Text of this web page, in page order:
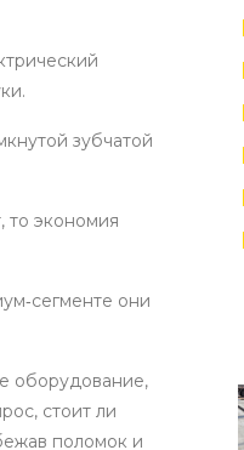
зубчатой
то экономия
они
оборудование,
стоит ли
поломок и